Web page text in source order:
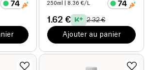
250ml | 8.36 €/L
1.62 € 2.32 €
Ajouter au panier